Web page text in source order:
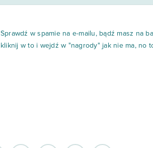
Sprawdź w spamie na e-mailu, bądź masz na
kliknij w to i wejdź w "nagrody" jak nie ma, no